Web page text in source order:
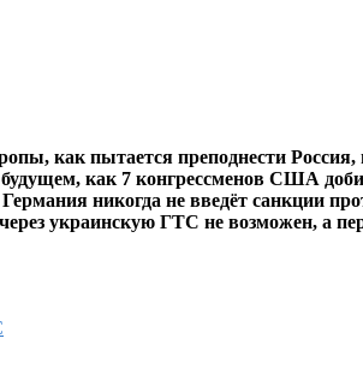
как пытается преподнести
как 7 конгрессменов США
никогда не введёт санкции
украинскую ГТС не возможен, а